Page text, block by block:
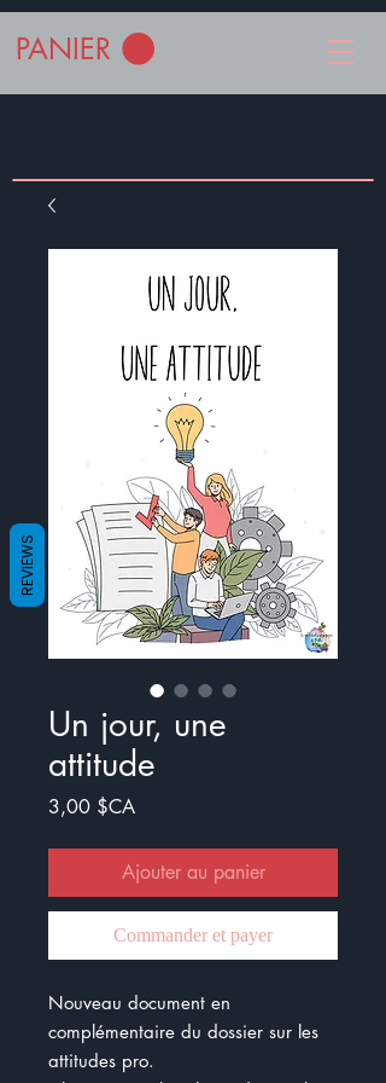
PANIER
Un jour, une
attitude
3,00 $CAPrix
Ajouter au panier
Commander et payer
Nouveau document en
complémentaire du dossier sur les
attitudes pro.
REVIEWS